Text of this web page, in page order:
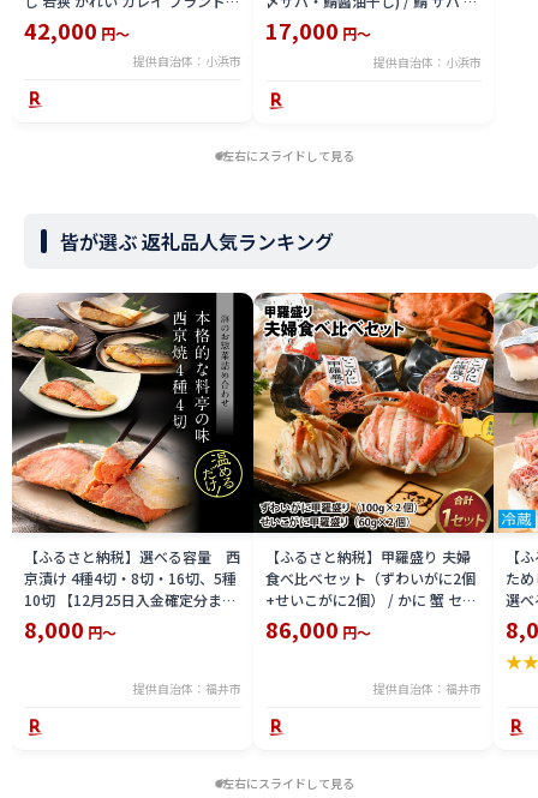
福井 ヤナギムシカレイ 焼き魚 魚
介 冷凍 小分け 【配送不可地域：
北海道・沖縄・離島】
[BFAE023]
42,000 円～
提供自治体：小浜市
ば 小浜市 / 上杉商店 【配送不可
地域：北海道・沖縄・離島】
17,000 円～
提供自治体：小浜市
左右にスライドして見る
皆が選ぶ 返礼品人気ランキング
【ふるさと納税】選べる容量 西
京漬け 4種4切・8切・16切、5種
10切 【12月25日入金確定分まで
「年内発送」「年内配送」「年内
お届け」】/ レンジで温めるだけ
8,000 円～
提供自治体：福井市
【ふるさと納税】甲羅盛り 夫婦
食べ比べセット（ずわいがに2個
+せいこがに2個） / かに 蟹 セイ
コ ずわい ズワイ 内子 外子 国産
冷凍 冬 冬の味覚 珍味 グルメ 国
86,000 円～
提供自治体：福井市
【
た
選
鯖
用
テラ
★
左右にスライドして見る